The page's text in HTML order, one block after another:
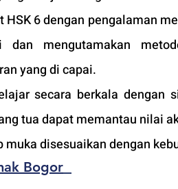
6 dengan pengalaman
dan mengutamakan
yang di capai.
secara berkala dengan
tua dapat memantau nilai
disesuaikan dengan
Bogor